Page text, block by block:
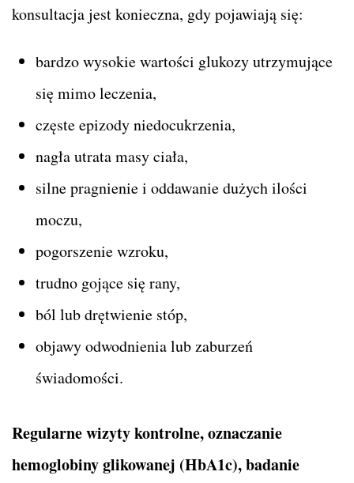
konsultacja jest konieczna, gdy pojawiają się:
bardzo wysokie wartości glukozy utrzymujące
się mimo leczenia,
częste epizody niedocukrzenia,
nagła utrata masy ciała,
silne pragnienie i oddawanie dużych ilości
moczu,
pogorszenie wzroku,
trudno gojące się rany,
ból lub drętwienie stóp,
objawy odwodnienia lub zaburzeń
świadomości.
Regularne wizyty kontrolne, oznaczanie
hemoglobiny glikowanej (HbA1c), badanie